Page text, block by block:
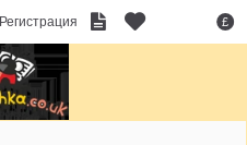
£
Регистрация